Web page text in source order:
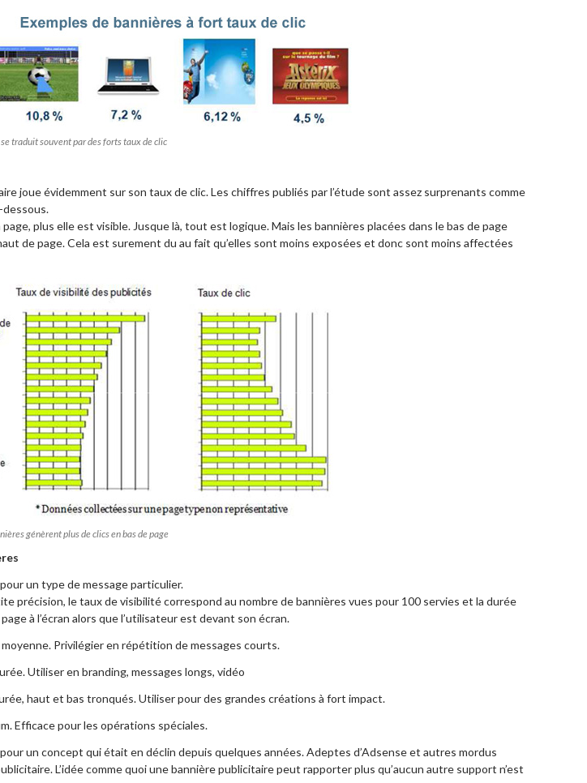
traduit souvent par des forts taux de clic
joue évidemment sur son taux de clic. Les chiffres publiés par l’étude sont assez surprenants comme
dessous.
plus elle est visible. Jusque là, tout est logique. Mais les bannières placées dans le bas de page
de page. Cela est surement du au fait qu’elles sont moins exposées et donc sont moins affectées
génèrent plus de clics en bas de page
un type de message particulier.
précision, le taux de visibilité correspond au nombre de bannières vues pour 100 servies et la durée
à l’écran alors que l’utilisateur est devant son écran.
Privilégier en répétition de messages courts.
Utiliser en branding, messages longs, vidéo
haut et bas tronqués. Utiliser pour des grandes créations à fort impact.
Efficace pour les opérations spéciales.
un concept qui était en déclin depuis quelques années. Adeptes d’Adsense et autres mordus
L’idée comme quoi une bannière publicitaire peut rapporter plus qu’aucun autre support n’est